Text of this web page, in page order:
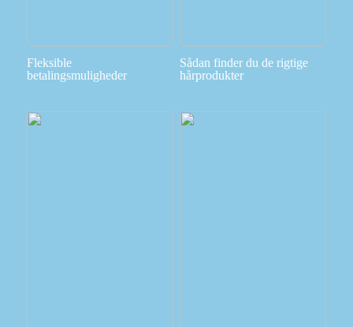
Fleksible
betalingsmuligheder
Sådan finder du de rigtige
hårprodukter